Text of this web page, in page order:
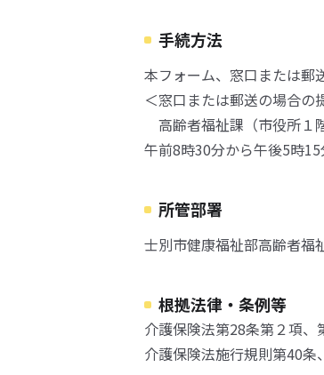
手続方法
本フォーム、窓口または郵
＜窓口または郵送の場合の
高齢者福祉課（市役所１
午前8時30分から午後5時
所管部署
士別市健康福祉部高齢者福
根拠法律・条例等
介護保険法第28条第２項、
介護保険法施行規則第40条